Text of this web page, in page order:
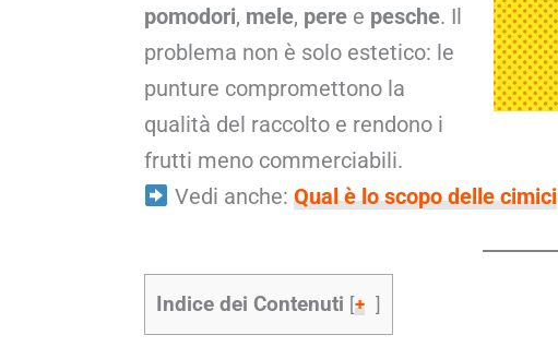
pomodori, mele, pere e pesche. Il
problema non è solo estetico: le
punture compromettono la
qualità del raccolto e rendono i
frutti meno commerciabili.
Vedi anche: Qual è lo scopo delle cimici
Indice dei Contenuti [+ ]